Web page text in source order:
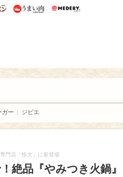
うまいパン うまい肉
ガー ジビエ
門店「悟大」に新登場
絶品『やみつき火鍋』